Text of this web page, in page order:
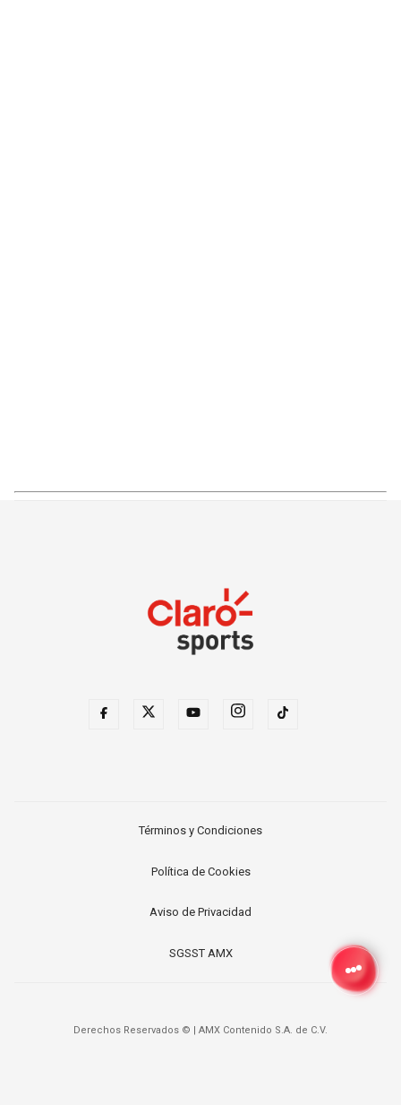
Términos y Condiciones
Política de Cookies
Aviso de Privacidad
SGSST AMX
Derechos Reservados © AMX Contenido S.A. de C.V.